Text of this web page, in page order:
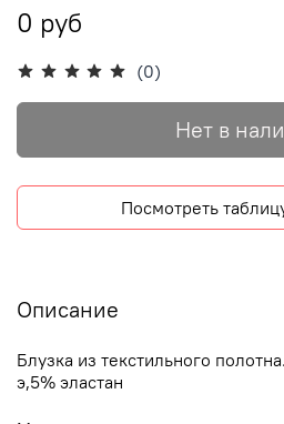
(0)
0 руб
Нет в
Посмотреть
Описание
Блузка из текстильного
э,5% эластан